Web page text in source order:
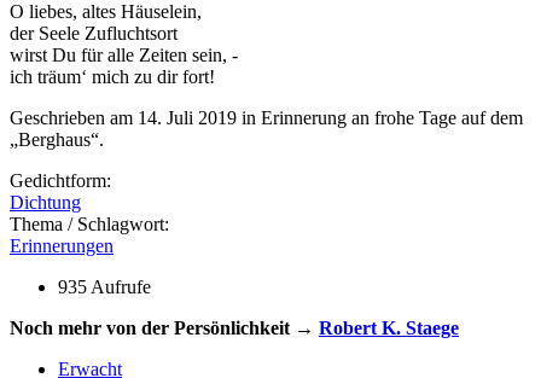
O liebes, altes Häuselein,
der Seele Zufluchtsort
wirst Du für alle Zeiten sein, -
ich träum‘ mich zu dir fort!
Geschrieben am 14. Juli 2019 in Erinnerung an frohe Tage auf dem
„Berghaus“.
Gedichtform:
Dichtung
Thema / Schlagwort:
Erinnerungen
935 Aufrufe
Noch mehr von der Persönlichkeit → Robert K. Staege
Erwacht